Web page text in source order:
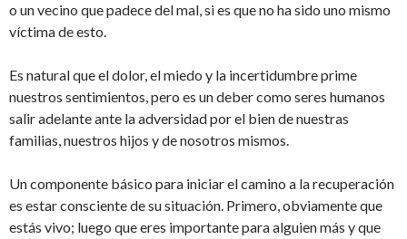
o un vecino que padece del mal, si es que no ha sido uno mismo
víctima de esto.
Es natural que el dolor, el miedo y la incertidumbre prime
nuestros sentimientos, pero es un deber como seres humanos
salir adelante ante la adversidad por el bien de nuestras
familias, nuestros hijos y de nosotros mismos.
Un componente básico para iniciar el camino a la recuperación
es estar consciente de su situación. Primero, obviamente que
estás vivo; luego que eres importante para alguien más y que